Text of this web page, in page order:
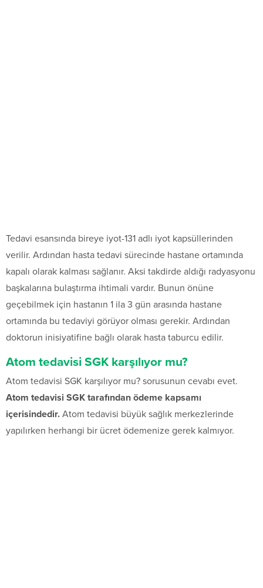
Tedavi esansında bireye iyot-131 adlı iyot kapsüllerinden
verilir. Ardından hasta tedavi sürecinde hastane ortamında
kapalı olarak kalması sağlanır. Aksi takdirde aldığı radyasyonu
başkalarına bulaştırma ihtimali vardır. Bunun önüne
geçebilmek için hastanın 1 ila 3 gün arasında hastane
ortamında bu tedaviyi görüyor olması gerekir. Ardından
doktorun inisiyatifine bağlı olarak hasta taburcu edilir.
Atom tedavisi SGK karşılıyor mu?
Atom tedavisi SGK karşılıyor mu? sorusunun cevabı evet.
Atom tedavisi SGK tarafından ödeme kapsamı
içerisindedir. Atom tedavisi büyük sağlık merkezlerinde
yapılırken herhangi bir ücret ödemenize gerek kalmıyor.